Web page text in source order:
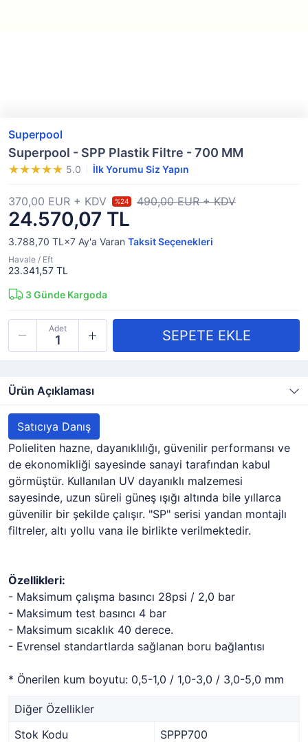
Superpool
Superpool - SPP Plastik Filtre - 700 MM
5.0 İlk Yorumu Siz Yapın
24.570,07 TL
370,00 EUR + KDV %24 490,00 EUR + KDV
3.788,70 TL×7 Ay'a Varan Taksit Seçenekleri
Havale / Eft
23.341,57 TL
3Günde Kargoda
Adet
Ürün Açıklaması
Satıcıya Danış
Polieliten hazne, dayanıklılığı, güvenilir performansı ve
de ekonomikliği sayesinde sanayi tarafından kabul
görmüştür. Kullanılan UV dayanıklı malzemesi
sayesinde, uzun süreli güneş ışığı altında bile yıllarca
güvenilir bir şekilde çalışır. "SP" serisi yandan montajlı
filtreler, altı yollu vana ile birlikte verilmektedir.
Özellikleri:
- Maksimum çalışma basıncı 28psi / 2,0 bar
- Maksimum test basıncı 4 bar
- Maksimum sıcaklık 40 derece.
- Evrensel standartlarda sağlanan boru bağlantısı
* Önerilen kum boyutu: 0,5-1,0 / 1,0-3,0 / 3,0-5,0 mm
Diğer Özellikler
Stok Kodu
SPPP700